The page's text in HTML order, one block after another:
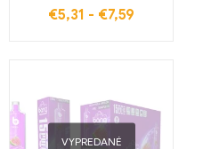
modrého malínu a
€5,31 - €7,59
VYPREDANÉ